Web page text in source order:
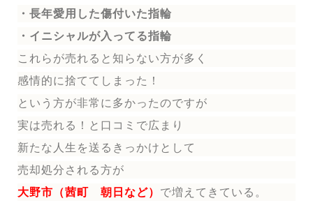
・長年愛用した傷付いた指輪
・イニシャルが入ってる指輪
これらが売れると知らない方が多く
感情的に捨ててしまった！
という方が非常に多かったのですが
実は売れる！と口コミで広まり
新たな人生を送る きっかけとして
売却処分される方が
大野市（茜町 朝日 など） で増えてきている。